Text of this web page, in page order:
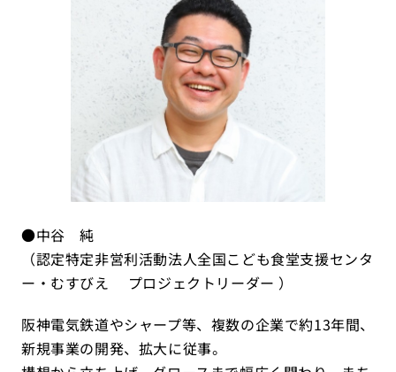
●中谷 純
（認定特定非営利活動法人全国こども食堂支援センタ
ー・むすびえ プロジェクトリーダー ）
阪神電気鉄道やシャープ等、複数の企業で約13年間、
新規事業の開発、拡大に従事。